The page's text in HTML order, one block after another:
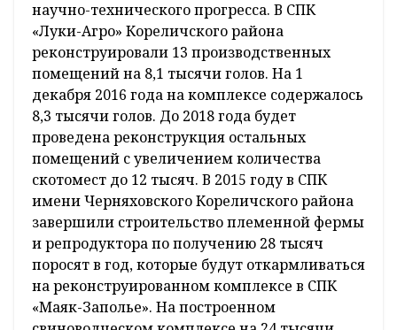
научно-технического прогресса. В СПК
«Луки-Агро» Кореличского района
реконструировали 13 производственных
помещений на 8,1 тысячи голов. На 1
декабря 2016 года на комплексе содержалось
8,3 тысячи голов. До 2018 года будет
проведена реконструкция остальных
помещений с увеличением количества
скотомест до 12 тысяч. В 2015 году в СПК
имени Черняховского Кореличского района
завершили строительство племенной фермы
и репродуктора по получению 28 тысяч
поросят в год, которые будут откармливаться
на реконструированном комплексе в СПК
«Маяк-Заполье». На построенном